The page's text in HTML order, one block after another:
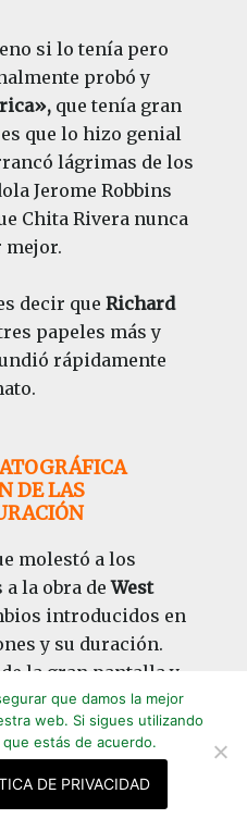
si lo tenía pero
probó y
que tenía gran
que lo hizo genial
lágrimas de los
Jerome Robbins
Chita Rivera nunca
mejor.
decir que Richard
papeles más y
rápidamente
DE LAS
molestó a los
la obra deWest
introducidos en
y su duración.
la gran pantalla y
del cine,
aceptado con
su
que damos la mejor
web. Si sigues utilizando
estás de acuerdo.
DE PRIVACIDAD